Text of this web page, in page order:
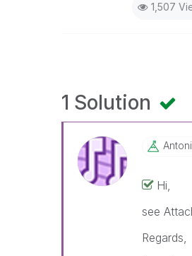
1,507
1 Solution
Hi,
see
Regards,